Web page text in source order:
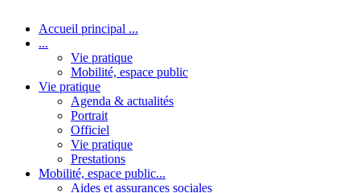
Accueil principal ...
...
Vie pratique
Mobilité, espace public
Vie pratique
Agenda & actualités
Portrait
Officiel
Vie pratique
Prestations
Mobilité, espace public...
Aides et assurances sociales